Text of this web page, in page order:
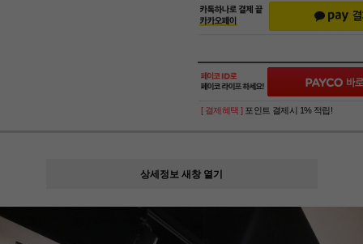
[ 결제혜택 ] 포인트 결제시 1% 적립!
상세정보 새창 열기